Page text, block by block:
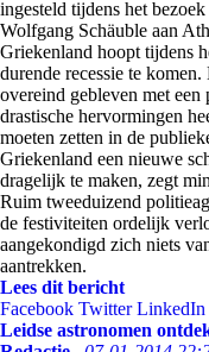
ingesteld tijdens het
Wolfgang Schäuble aan
Griekenland hoopt tijdens
durende recessie te
overeind gebleven met
drastische hervormingen
moeten zetten in de
Griekenland een nieuwe
dragelijk te maken, zegt
Ruim tweeduizend
de festiviteiten ordelijk
aangekondigd zich niets
aantrekken.
Lees dit bericht
Facebook Twitter LinkedIn
Leidse astronomen